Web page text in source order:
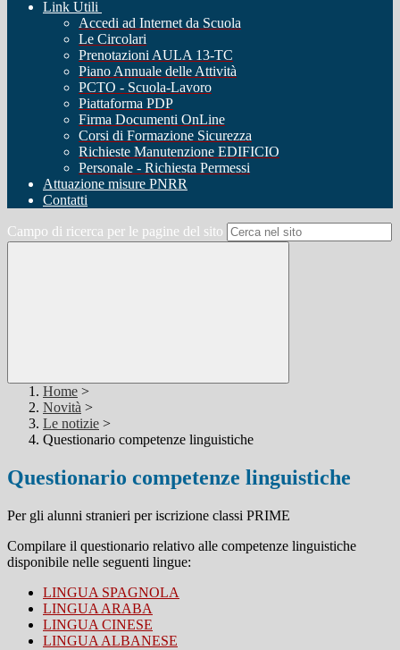
Link Utili
Accedi ad Internet da Scuola
Le Circolari
Prenotazioni AULA 13-TC
Piano Annuale delle Attività
PCTO - Scuola-Lavoro
Piattaforma PDP
Firma Documenti OnLine
Corsi di Formazione Sicurezza
Richieste Manutenzione EDIFICIO
Personale - Richiesta Permessi
Attuazione misure PNRR
Contatti
Campo di ricerca per le pagine del sito
Home >
Novità >
Le notizie >
Questionario competenze linguistiche
Questionario competenze linguistiche
Per gli alunni stranieri per iscrizione classi PRIME
Compilare il questionario relativo alle competenze linguistiche
disponibile nelle seguenti lingue:
LINGUA SPAGNOLA
LINGUA ARABA
LINGUA CINESE
LINGUA ALBANESE